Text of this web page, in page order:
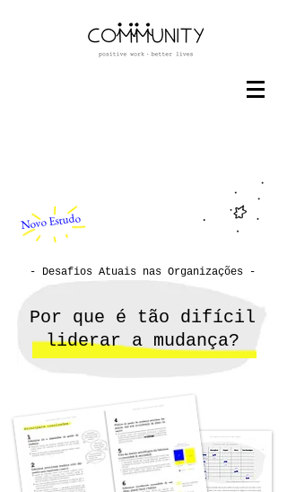
Novo Estudo
- Desafios Atuais nas Organizações -
Por que é tão difícil
liderar a mudança?